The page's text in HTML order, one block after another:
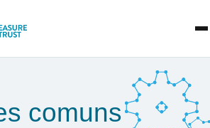
comuns